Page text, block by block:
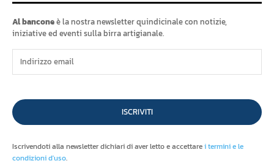
Al banconeè la nostra newsletter quindicinale con notizie,
iniziative ed eventi sulla birra artigianale.
ISCRIVITI
Iscrivendoti alla newsletter dichiari di aver letto e accettarei termini e le
condizioni d'uso.